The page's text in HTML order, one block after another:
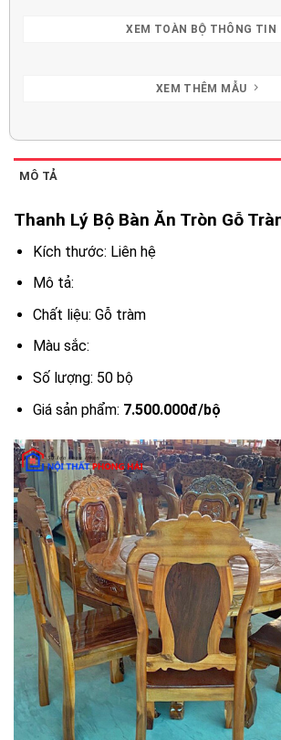
XEM TOÀN BỘ THÔNG TIN
XEM THÊM MẪU
MÔ TẢ
Thanh Lý Bộ Bàn Ăn Tròn Gỗ
Kích thước: Liên hệ
Mô tả:
Chất liệu: Gỗ tràm
Màu sắc:
Số lượng: 50 bộ
Giá sản phẩm: 7.500.000đ/bộ